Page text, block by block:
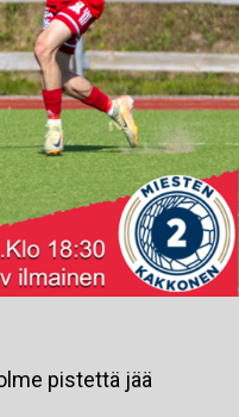
pistettä jää